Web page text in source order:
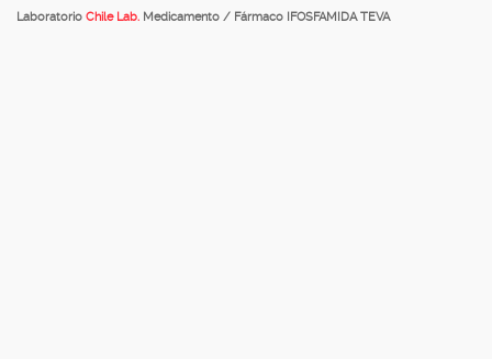
Laboratorio Chile Lab. Medicamento / Fármaco IFOSFAMIDA TEVA